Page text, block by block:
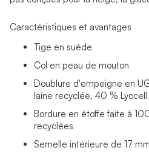
Caractéristiques et avantages
Tige en suède
Col en peau de mouton
Doublure d'empeigne en
laine recyclée, 40 % Lyocell
Bordure en étoffe faite à
recyclées
Semelle intérieure de 17